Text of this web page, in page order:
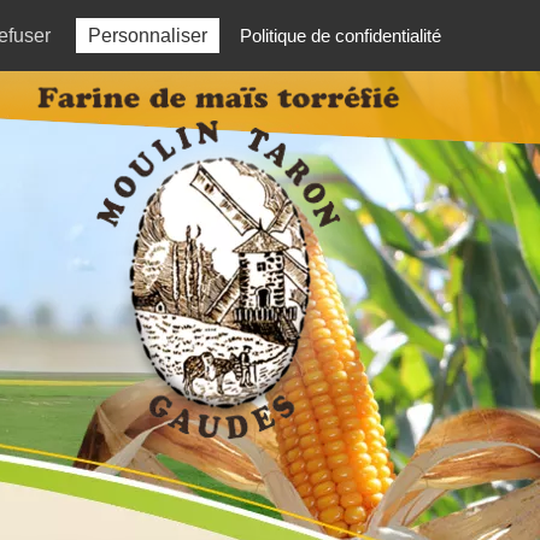
03 84 81 81 06
Personnaliser Politique de confidentialité